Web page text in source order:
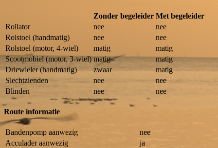
Zonder begeleider Met begeleider
Rollator
nee
nee
Rolstoel (handmatig)
nee
nee
Rolstoel (motor, 4-wiel)
matig
matig
Scootmobiel (motor, 3-wiel) matig
matig
Driewieler (handmatig)
zwaar
matig
Slechtzienden
nee
nee
Blinden
nee nee
Route informatie
Bandenpomp aanwezig
nee
Acculader aanwezig
ja